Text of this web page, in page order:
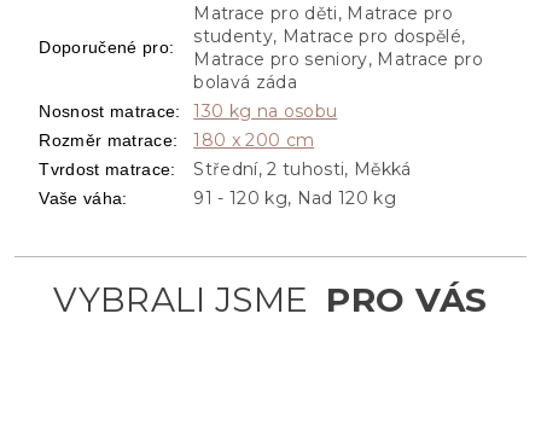
Doporučené pro:
Matrace pro děti, Matrace pro
studenty, Matrace pro dospělé,
Matrace pro seniory, Matrace pro
bolavá záda
Nosnost matrace: 130 kg na osobu
Rozměr matrace: 180 x 200 cm
Tvrdost matrace: Střední, 2 tuhosti, Měkká
Vaše váha: 91 - 120 kg, Nad 120 kg